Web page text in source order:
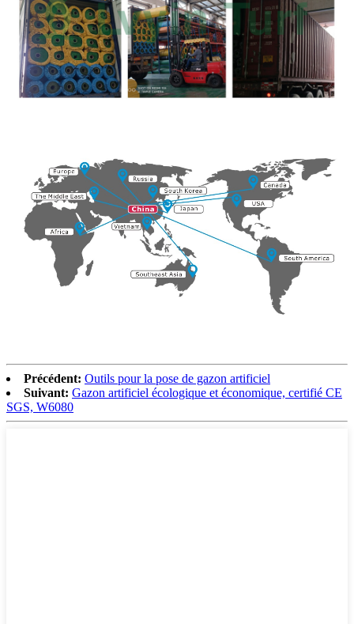
Précédent: Outils pour la pose de gazon artificiel
Suivant: Gazon artificiel écologique et économique, certifié CE
SGS, W6080